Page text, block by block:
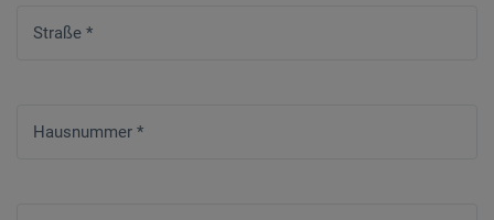
Straße *
Hausnummer *